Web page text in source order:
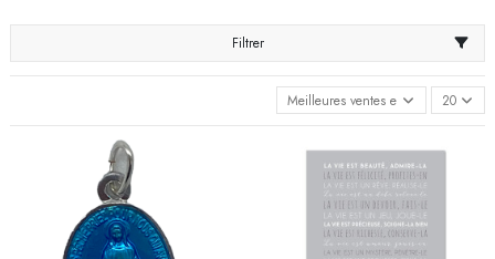
Filtrer
Meilleures ventes en premier
20